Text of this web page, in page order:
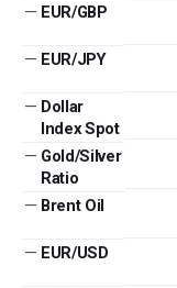
— EUR/GBP
— EUR/JPY
— Dollar
Index Spot
— Gold/Silver
Ratio
— Brent Oil
— EUR/USD